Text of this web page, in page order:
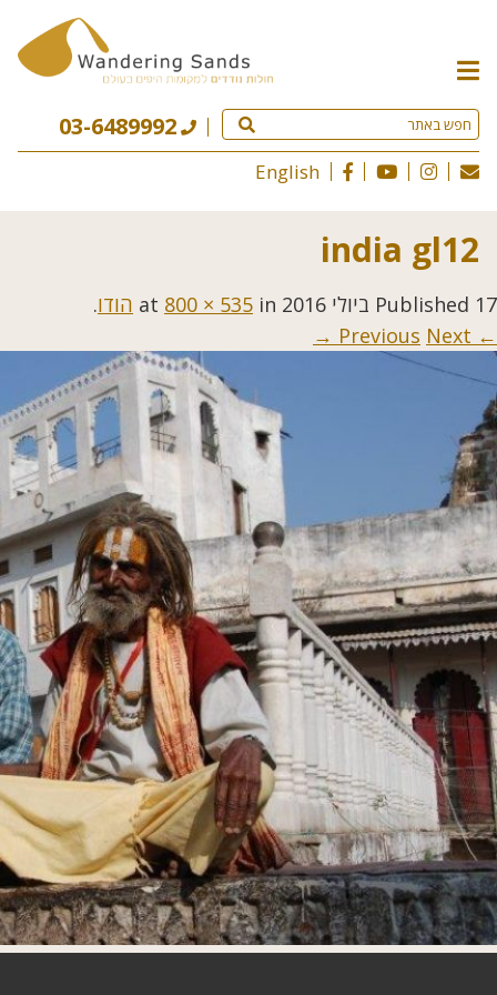
תפריט
האתר
03-6489992
English
india gl12
Published 17 ביולי 2016 800 × 535 in הודו.
← Previous
Next →